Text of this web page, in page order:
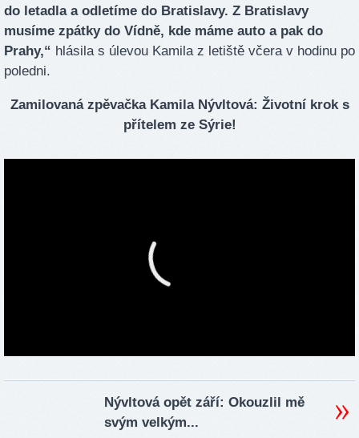
do letadla a odletíme do Bratislavy. Z Bratislavy
musíme zpátky do Vídně, kde máme auto a pak do
Prahy,“ hlásila s úlevou Kamila z letiště včera v hodinu po
poledni.
Zamilovaná zpěvačka Kamila Nývltová: Životní krok s
přítelem ze Sýrie!
Nývltová opět září: Okouzlil mě
svým velkým...